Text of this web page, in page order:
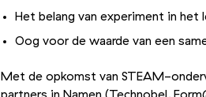
Het belang van experiment in het
Oog voor de waarde van een
Met de opkomst van STEAM-